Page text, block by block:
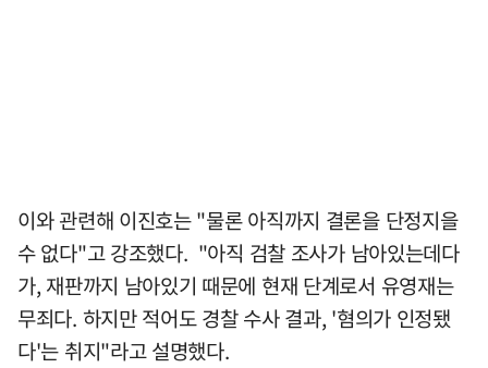
이와 관련해 이진호는 "물론 아직까지 결론을 단정지을
수 없다"고 강조했다. "아직 검찰 조사가 남아있는데다
가, 재판까지 남아있기 때문에 현재 단계로서 유영재는
무죄다. 하지만 적어도 경찰 수사 결과, '혐의가 인정됐
다'는 취지"라고 설명했다.